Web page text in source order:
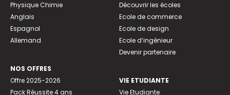
Physique Chimie
Anglais
Espagnol
Allemand
NOS OFFRES
Offre 2025-2026
Pack Réussite 4 ans
Découvrir les écoles
Ecole de commerce
Ecole de design
Ecole d’ingénieur
Devenir partenaire
VIE ETUDIANTE
Vie Etudiante